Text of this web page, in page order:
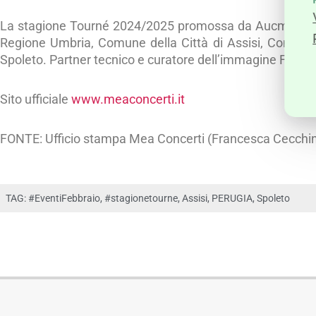
La stagione Tourné 2024/2025 promossa da Aucma e
Regione Umbria, Comune della Città di Assisi,
Spoleto. Partner tecnico e curatore dell’immagine
Sito ufficiale www.meaconcerti.it
FONTE: Ufficio stampa Mea Concerti (Francesca
TAG:#EventiFebbraio, #stagionetourne, Assisi, PERUGIA, Spoleto